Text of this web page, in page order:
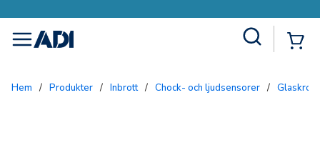
menu
Hem / Produkter / Inbrott / Chock- och ljudsensorer /